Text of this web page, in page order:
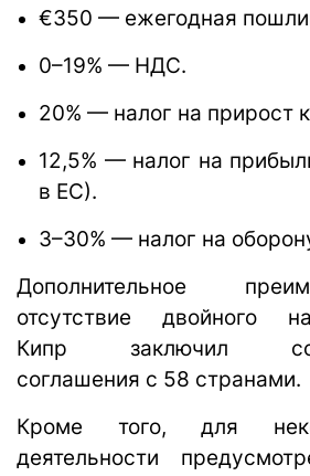
€350 — ежегодная
0–19% — НДС.
20% — налог на прирост
12,5% — налог на
в ЕС).
3–30% — налог на
Дополнительное
отсутствие двойного
Кипр заключил
соглашения с 58 странами.
Кроме того, для
деятельности